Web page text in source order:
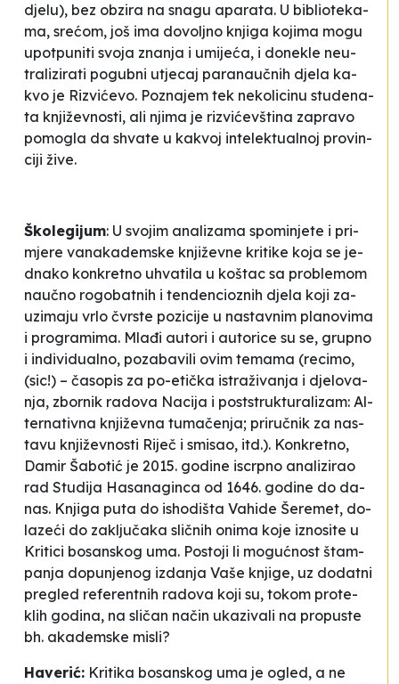
dje­lu), bez obzi­ra na sna­gu apa­ra­ta. U bi­bli­ote­ka­
ma, srećom, još ima do­vo­ljno knji­ga ko­ji­ma mo­gu
upo­tpu­ni­ti svo­ja zna­nja i umi­jeća, i do­ne­kle neu­
tra­li­zi­ra­ti po­gu­bni utje­caj pa­ra­naučnih dje­la ka­
kvo je Rizvićevo. Po­zna­jem tek ne­ko­li­ci­nu stu­de­na­
ta knjiže­vnos­ti, ali nji­ma je ri­zvićev­šti­na za­pra­vo
po­mo­gla da shva­te u ka­kvoj in­te­le­ktu­al­noj pro­vin­
ci­ji žive.
Ško­le­gi­jum: U svo­jim ana­li­za­ma spo­mi­nje­te i pri­
mje­re va­na­ka­dem­ske knjiže­vne kri­ti­ke ko­ja se je­
dna­ko kon­kre­tno uhva­ti­la u ko­štac sa pro­ble­mom
naučno ro­go­ba­tnih i ten­den­cio­znih dje­la ko­ji za­
uzi­ma­ju vrlo čvrste po­zi­ci­je u nas­ta­vnim pla­no­vi­ma
i pro­gra­mi­ma. Mlađi auto­ri i auto­ri­ce su se, gru­pno
i in­di­vi­du­al­no, po­za­ba­vi­li ovim te­ma­ma (re­ci­mo,
(sic!) – časo­pis za po-etička is­traživa­nja i dje­lo­va­
nja, zbor­nik ra­do­va Na­ci­ja i pos­tstru­ktu­ra­li­zam: Al­
ter­na­ti­vna knjiže­vna tu­mače­nja; pri­ručnik za nas­
ta­vu knjiže­vnos­ti Ri­ječ i smi­sao, itd.). Kon­kre­tno,
Damir Ša­bo­tić je 2015. go­di­ne is­crpno ana­li­zi­rao
rad Stu­di­ja Ha­sa­na­gin­ca od 1646. go­di­ne do da­
nas. Knji­ga pu­ta do is­ho­di­šta Va­hi­de Še­re­met, do­
la­zeći do za­ključaka sličnih oni­ma ko­je izno­si­te u
Kri­ti­ci bo­san­skog uma. Pos­to­ji li mo­gućnost štam­
pa­nja do­pu­nje­nog iz­da­nja Va­še knji­ge, uz do­da­tni
pre­gled re­fe­ren­tnih ra­do­va ko­ji su, to­kom pro­te­
klih go­di­na, na sličan način uka­zi­va­li na pro­pus­te
bh. aka­dem­ske mi­sli?
Ha­ve­rić: Kri­ti­ka bo­san­skog uma je ogled, a ne